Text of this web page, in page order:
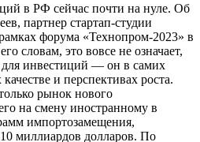
в РФ сейчас почти на нуле. Об
партнер стартап-студии
форума «Технопром-2023» в
словам, это вовсе не означает,
для инвестиций — он в самих
и перспективах роста.
рынок нового
на смену иностранному в
импортозамещения,
миллиардов долларов. По